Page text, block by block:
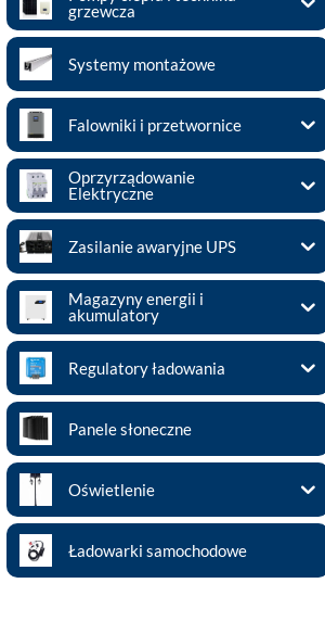
grzewcza
Systemy montażowe
Falowniki i przetwornice
Oprzyrządowanie
Elektryczne
Zasilanie awaryjne UPS
Magazyny energii i
akumulatory
Regulatory ładowania
Panele słoneczne
Oświetlenie
Ładowarki samochodowe